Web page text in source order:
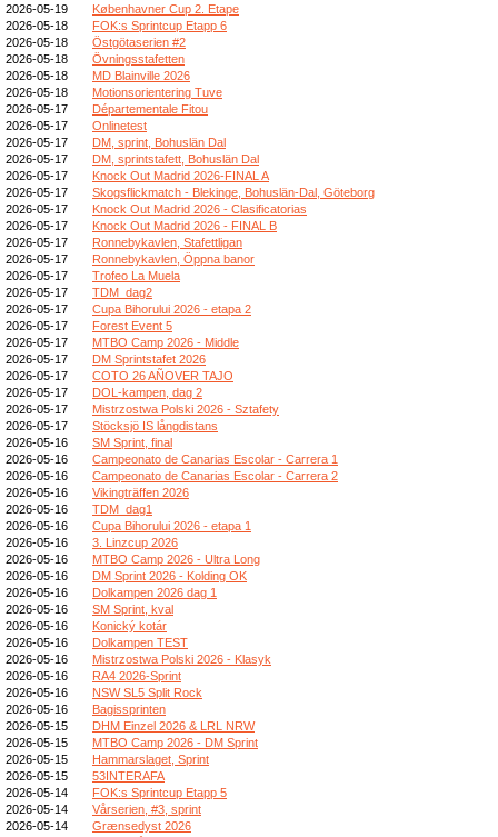
2026-05-19
Københavner Cup 2. Etape
2026-05-18
FOK:s Sprintcup Etapp 6
2026-05-18
Östgötaserien #2
2026-05-18
Övningsstafetten
2026-05-18
MD Blainville 2026
2026-05-18
Motionsorientering Tuve
2026-05-17
Départementale Fitou
2026-05-17
Onlinetest
2026-05-17
DM, sprint, Bohuslän Dal
2026-05-17
DM, sprintstafett, Bohuslän Dal
2026-05-17
Knock Out Madrid 2026-FINAL A
2026-05-17
Skogsflickmatch - Blekinge, Bohuslän-Dal, Göteborg
2026-05-17
Knock Out Madrid 2026 - Clasificatorias
2026-05-17
Knock Out Madrid 2026 - FINAL B
2026-05-17
Ronnebykavlen, Stafettligan
2026-05-17
Ronnebykavlen, Öppna banor
2026-05-17
Trofeo La Muela
2026-05-17
TDM_dag2
2026-05-17
Cupa Bihorului 2026 - etapa 2
2026-05-17
Forest Event 5
2026-05-17
MTBO Camp 2026 - Middle
2026-05-17
DM Sprintstafet 2026
2026-05-17
COTO 26 AÑOVER TAJO
2026-05-17
DOL-kampen, dag 2
2026-05-17
Mistrzostwa Polski 2026 - Sztafety
2026-05-17
Stöcksjö IS långdistans
2026-05-16
SM Sprint, final
2026-05-16
Campeonato de Canarias Escolar - Carrera 1
2026-05-16
Campeonato de Canarias Escolar - Carrera 2
2026-05-16
Vikingträffen 2026
2026-05-16
TDM_dag1
2026-05-16
Cupa Bihorului 2026 - etapa 1
2026-05-16
3. Linzcup 2026
2026-05-16
MTBO Camp 2026 - Ultra Long
2026-05-16
DM Sprint 2026 - Kolding OK
2026-05-16
Dolkampen 2026 dag 1
2026-05-16
SM Sprint, kval
2026-05-16
Konický kotár
2026-05-16
Dolkampen TEST
2026-05-16
Mistrzostwa Polski 2026 - Klasyk
2026-05-16
RA4 2026-Sprint
2026-05-16
NSW SL5 Split Rock
2026-05-16
Bagissprinten
2026-05-15
DHM Einzel 2026 & LRL NRW
2026-05-15
MTBO Camp 2026 - DM Sprint
2026-05-15
Hammarslaget, Sprint
2026-05-15
53INTERAFA
2026-05-14
FOK:s Sprintcup Etapp 5
2026-05-14
Vårserien, #3, sprint
2026-05-14
Grænsedyst 2026